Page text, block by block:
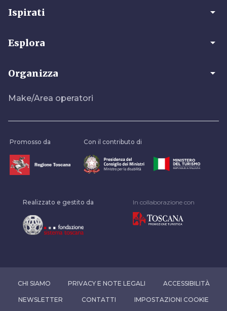
Ispirati arrow_drop_down
Esplora arrow_drop_down
Organizza arrow_drop_down
Make/Area operatori
Promosso da Con il contributo di
Realizzato e gestito da In collaborazione con
CHI SIAMO PRIVACY E NOTE LEGALI ACCESSIBILITÀ
NEWSLETTER CONTATTI IMPOSTAZIONI COOKIE